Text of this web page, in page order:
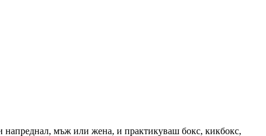
напреднал, мъж или жена, и практикуваш бокс, кикбокс,